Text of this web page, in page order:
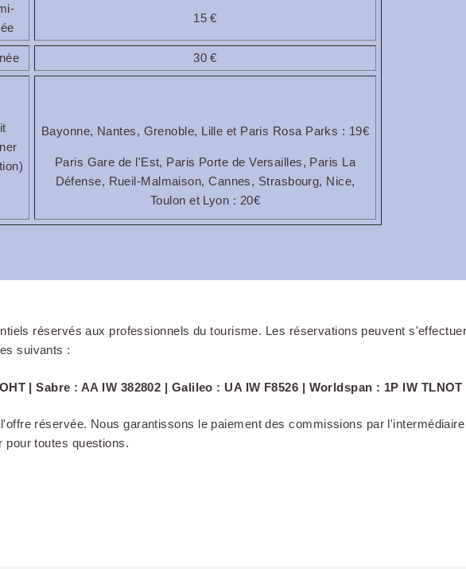
15 €
30 €
Bayonne, Nantes, Grenoble, Lille et Paris Rosa Parks : 19€
Paris Gare de l'Est, Paris Porte de Versailles, Paris La
Défense, Rueil-Malmaison, Cannes, Strasbourg, Nice,
Toulon et Lyon : 20€
réservés aux professionnels du tourisme. Les réservations peuvent
suivants :
| Sabre : AA IW 382802 | Galileo : UA IW F8526 | Worldspan : 1P IW TLNOT
réservée. Nous garantissons le paiement des commissions par l'intermédiaire
pour toutes questions.